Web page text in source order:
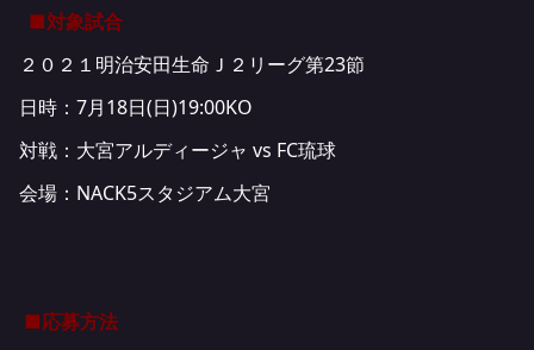
■対象試合
２０２１明治安田生命Ｊ２リーグ第23節
日時：7月18日(日)19:00KO
対戦：大宮アルディージャ vs FC琉球
会場：NACK5スタジアム大宮
■応募方法